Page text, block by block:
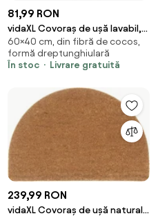
81,99 RON
vidaXL Covoraș de ușă lavabil,
crem, 40 x 60 cm
60×40 cm, din fibră de cocos,
formă dreptunghiulară
În stoc
Livrare gratuită
239,99 RON
vidaXL Covoraș de ușă natural